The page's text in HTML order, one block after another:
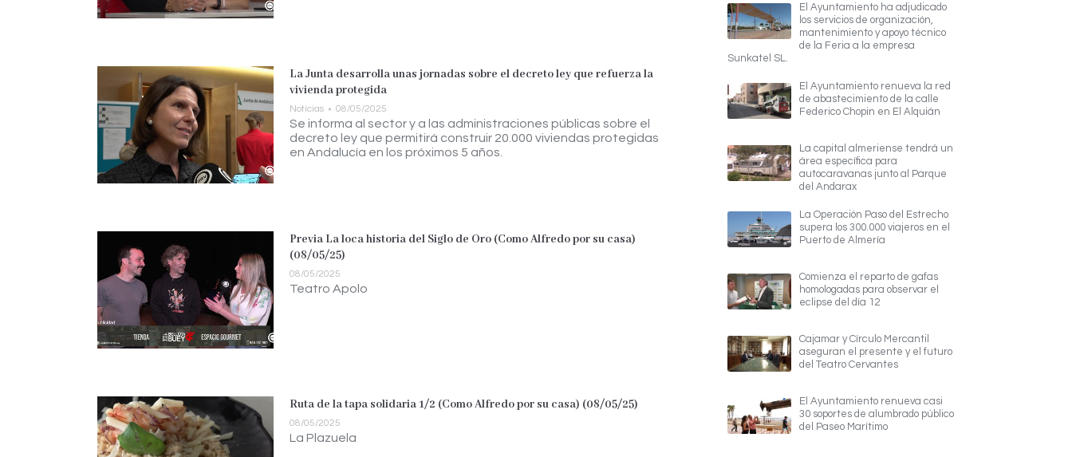
La Junta desarrolla unas jornadas sobre el decreto ley que refuerza la
vivienda protegida
Noticias 08/05/2025
Se informa al sector y a las administraciones públicas sobre el
decreto ley que permitirá construir 20.000 viviendas protegidas
en Andalucía en los próximos 5 años.
Previa La loca historia del Siglo de Oro (Como Alfredo por su casa)
(08/05/25)
08/05/2025
Teatro Apolo
Ruta de la tapa solidaria 1/2 (Como Alfredo por su casa) (08/05/25)
08/05/2025
La Plazuela
El Ayuntamiento ha adjudicado
los servicios de organización,
mantenimiento y apoyo técnico
de la Feria a la empresa
Sunkatel SL.
El Ayuntamiento renueva la red
de abastecimiento de la calle
Federico Chopin en El Alquián
La capital almeriense tendrá un
área específica para
autocaravanas junto al Parque
del Andarax
La Operación Paso del Estrecho
supera los 300.000 viajeros en el
Puerto de Almería
Comienza el reparto de gafas
homologadas para observar el
eclipse del día 12
Cajamar y Círculo Mercantil
aseguran el presente y el futuro
del Teatro Cervantes
El Ayuntamiento renueva casi
30 soportes de alumbrado público
del Paseo Marítimo